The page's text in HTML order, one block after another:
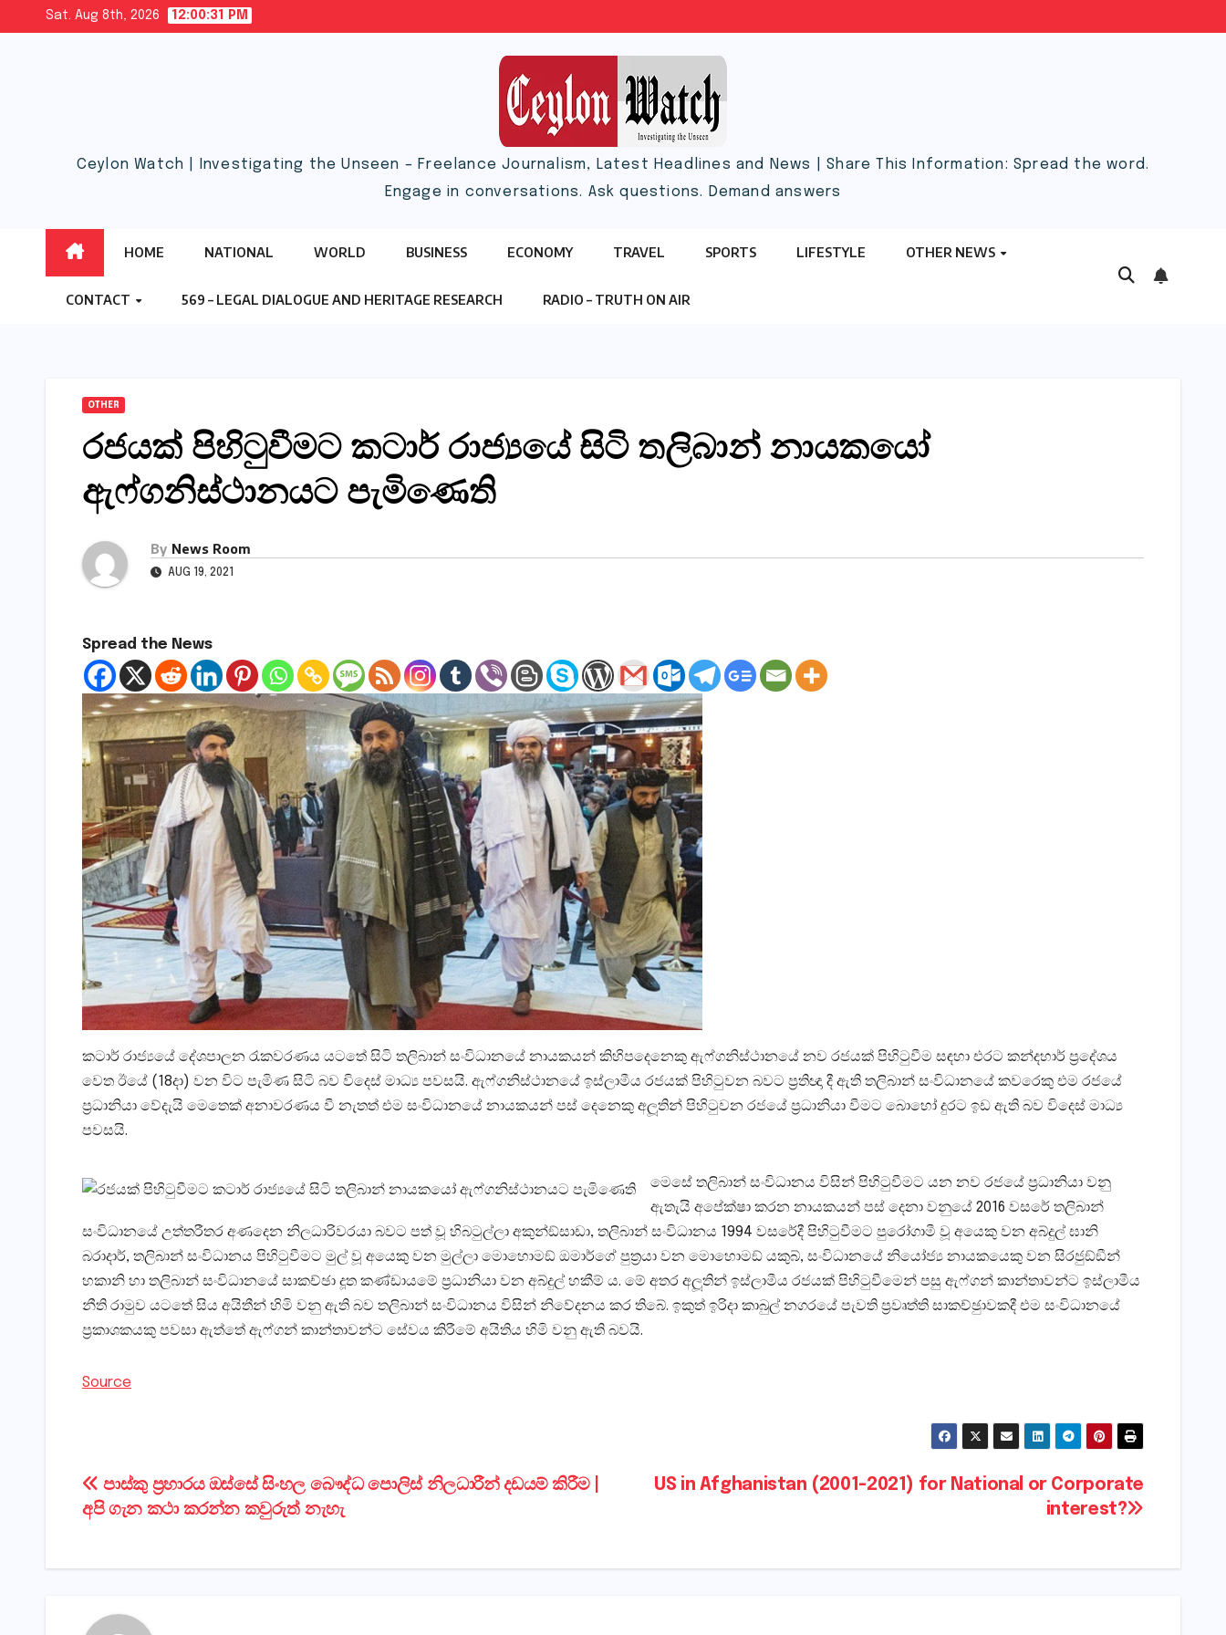
Sat. Aug 8th, 2026 12:00:32 PM
Ceylon Watch | Investigating the Unseen – Freelance Journalism, Latest Headlines and News | Share This Information: Spread the word.
Engage in conversations. Ask questions. Demand answers
HOME NATIONAL WORLD BUSINESS ECONOMY TRAVEL SPORTS LIFESTYLE OTHER NEWS
CONTACT 569 – LEGAL DIALOGUE AND HERITAGE RESEARCH RADIO – TRUTH ON AIR
OTHER
රජයක් පිහිටුවීමට කටාර් රාජ්‍යයේ සිටි තලිබාන් නායකයෝ
ඇෆ්ගනිස්ථානයට පැමිණෙති
By News Room
AUG 19, 2021
Spread the News
කටාර් රාජ්‍යයේ දේශපාලන රැකවරණය යටතේ සිටි තලිබාන් සංවිධානයේ නායකයන් කිහිපදෙනෙකු ඇෆ්ගනිස්ථානයේ නව රජයක් පිහිටුවීම සඳහා එරට කන්දහාර් ප‍්‍රදේශය
වෙත ඊයේ (18දා) වන විට පැමිණ සිටි බව විදෙස් මාධ්‍ය පවසයි. ඇෆ්ගනිස්ථානයේ ඉස්ලාමීය රජයක් පිහිටුවන බවට ප‍්‍රතිඥා දී ඇති තලිබාන් සංවිධානයේ කවරෙකු එම රජයේ
ප‍්‍රධානියා වේදැයි මෙතෙක් අනාවරණය වී නැතත් එම සංවිධානයේ නායකයන් පස් දෙනෙකු අලූතින් පිහිටුවන රජයේ ප‍්‍රධානියා වීමට බොහෝ දුරට ඉඩ ඇති බව විදෙස් මාධ්‍ය
පවසයි.
මෙසේ තලිබාන් සංවිධානය විසින් පිහිටුවීමට යන නව රජයේ ප‍්‍රධානියා වනු
ඇතැයි අපේක්ෂා කරන නායකයන් පස් දෙනා වනුයේ 2016 වසරේ තලිබාන්
සංවිධානයේ උත්තරීතර අණදෙන නිලධාරිවරයා බවට පත් වූ හිබටුල්ලා අකුන්ඞ්සාඩා, තලිබාන් සංවිධානය 1994 වසරේදී පිහිටුවීමට පුරෝගාමී වූ අයෙකු වන අබ්දුල් ඝානි
බරාදාර්, තලිබාන් සංවිධානය පිහිටුවීමට මුල් වූ අයෙකු වන මුල්ලා මොහොමඞ් ඔමාර්ගේ පුත‍්‍රයා වන මොහොමඞ් යකුබ්, සංවිධානයේ නියෝජ්‍ය නායකයෙකු වන සිරජුඞ්ඞීන්
හකානි හා තලිබාන් සංවිධානයේ සාකච්ඡා දූත කණ්ඩායමේ ප‍්‍රධානියා වන අබ්දුල් හකීම් ය. මේ අතර අලූතින් ඉස්ලාමීය රජයක් පිහිටුවීමෙන් පසු ඇෆ්ගන් කාන්තාවන්ට ඉස්ලාමීය
නීති රාමුව යටතේ සිය අයිතීන් හිමි වනු ඇති බව තලිබාන් සංවිධානය විසින් නිවේදනය කර තිබේ. ඉකුත් ඉරිදා කාබුල් නගරයේ පැවති ප‍්‍රවෘත්ති සාකච්ඡුාවකදී එම සංවිධානයේ
ප‍්‍රකාශකයකු පවසා ඇත්තේ ඇෆ්ගන් කාන්තාවන්ට සේවය කිරීමේ අයිතිය හිමි වනු ඇති බවයි.
Source
Post
navigation
US in Afghanistan (2001-2021) for National or Corporate
interest?
පාස්කු ප්‍රහාරය ඔස්සේ සිංහල බෞද්ධ පොලිස් නිලධාරීන් දඩයම් කිරීම |
අපි ගැන කථා කරන්න කවුරුත් නැහැ